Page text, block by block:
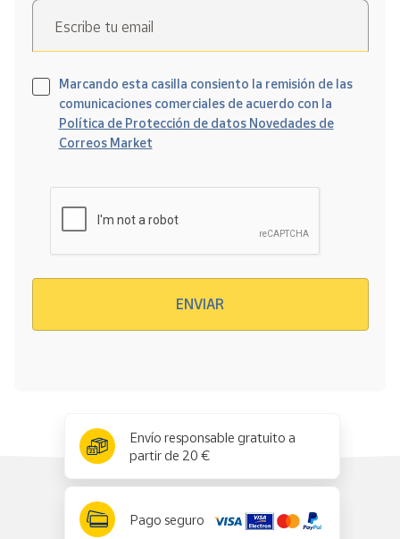
Escribe tu email
Marcando esta casilla consiento la remisión de las
comunicaciones comerciales de acuerdo con la
Política de Protección de datos Novedades de
Correos Market
ENVIAR
Envío responsable gratuito a
partir de 20 €
Pago seguro